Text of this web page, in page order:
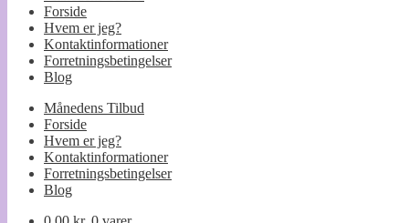
Forside
Hvem er jeg?
Kontaktinformationer
Forretningsbetingelser
Blog
Månedens Tilbud
Forside
Hvem er jeg?
Kontaktinformationer
Forretningsbetingelser
Blog